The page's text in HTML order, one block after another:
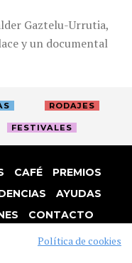
Gaztelu-Urrutia,
y un documental
RODAJES
FESTIVALES
CAFÉ
PREMIOS
AYUDAS
CONTACTO
COOKIES
Política de cookies